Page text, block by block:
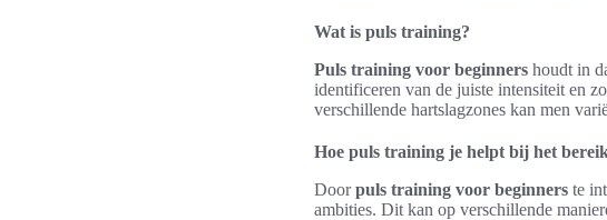
Wat is puls training?
Puls training voor beginners houdt in
identificeren van de juiste intensiteit en
verschillende hartslagzones kan men
Hoe puls training je helpt bij het
Doorpuls training voor beginners te
ambities. Dit kan op verschillende